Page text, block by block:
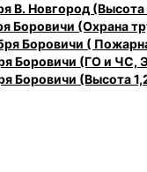
В. Новгород (Высота
Боровичи (Охрана
Боровичи (
Боровичи (ГО и ЧС,
Боровичи (Высота